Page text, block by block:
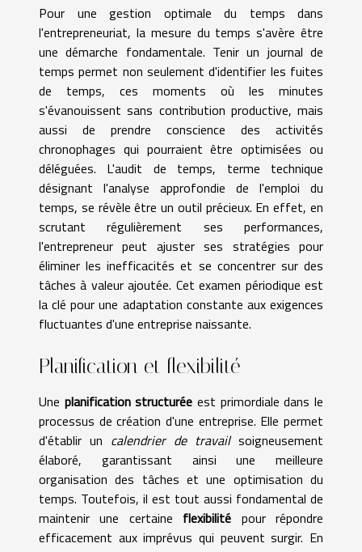
Pour une gestion optimale du temps dans
l'entrepreneuriat, la mesure du temps s'avère être
une démarche fondamentale. Tenir un journal de
temps permet non seulement d'identifier les fuites
de temps, ces moments où les minutes
s'évanouissent sans contribution productive, mais
aussi de prendre conscience des activités
chronophages qui pourraient être optimisées ou
déléguées. L'audit de temps, terme technique
désignant l'analyse approfondie de l'emploi du
temps, se révèle être un outil précieux. En effet, en
scrutant régulièrement ses performances,
l'entrepreneur peut ajuster ses stratégies pour
éliminer les inefficacités et se concentrer sur des
tâches à valeur ajoutée. Cet examen périodique est
la clé pour une adaptation constante aux exigences
fluctuantes d'une entreprise naissante.
Planification et flexibilité
Une planification structurée est primordiale dans le
processus de création d'une entreprise. Elle permet
d'établir un calendrier de travailsoigneusement
élaboré, garantissant ainsi une meilleure
organisation des tâches et une optimisation du
temps. Toutefois, il est tout aussi fondamental de
maintenir une certaine flexibilité pour répondre
efficacement aux imprévus qui peuvent surgir. En